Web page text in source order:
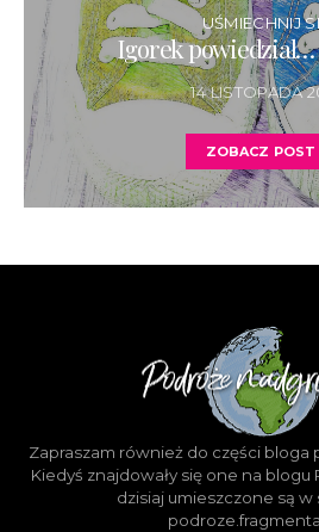
UŚMIECHNIJ
Igorek powiedział…
14 LISTOPADA
ZOBACZ POST
Zapraszam również do części
Kiedyś znajdowały się one na
dzisiaj umieszczone są